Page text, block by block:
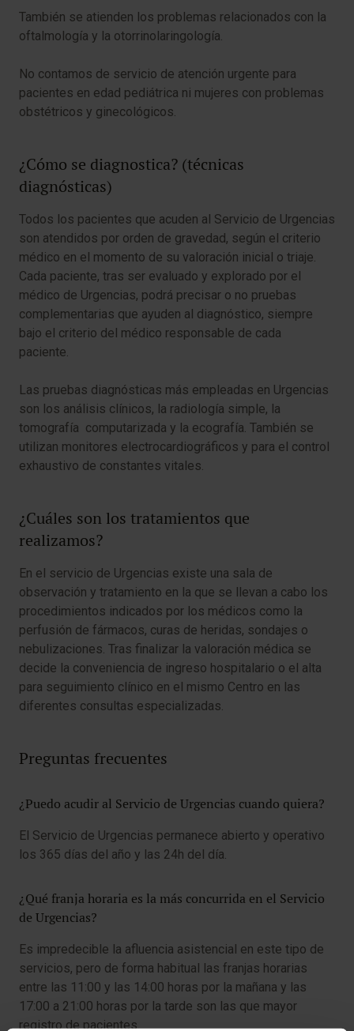
También se atienden los problemas relacionados con la
oftalmología y la otorrinolaringología.
No contamos de servicio de atención urgente para
pacientes en edad pediátrica ni mujeres con problemas
obstétricos y ginecológicos.
¿Cómo se diagnostica? (técnicas
diagnósticas)
Todos los pacientes que acuden al Servicio de Urgencias
son atendidos por orden de gravedad, según el criterio
médico en el momento de su valoración inicial o triaje.
Cada paciente, tras ser evaluado y explorado por el
médico de Urgencias, podrá precisar o no pruebas
complementarias que ayuden al diagnóstico, siempre
bajo el criterio del médico responsable de cada
paciente.
Las pruebas diagnósticas más empleadas en Urgencias
son los análisis clínicos, la radiología simple, la
tomografía computarizada y la ecografía. También se
utilizan monitores electrocardiográficos y para el control
exhaustivo de constantes vitales.
¿Cuáles son los tratamientos que
realizamos?
En el servicio de Urgencias existe una sala de
observación y tratamiento en la que se llevan a cabo los
procedimientos indicados por los médicos como la
perfusión de fármacos, curas de heridas, sondajes o
nebulizaciones. Tras finalizar la valoración médica se
decide la conveniencia de ingreso hospitalario o el alta
para seguimiento clínico en el mismo Centro en las
diferentes consultas especializadas.
Preguntas frecuentes
¿Puedo acudir al Servicio de Urgencias cuando quiera?
El Servicio de Urgencias permanece abierto y operativo
los 365 días del año y las 24h del día.
¿Qué franja horaria es la más concurrida en el Servicio
de Urgencias?
Es impredecible la afluencia asistencial en este tipo de
servicios, pero de forma habitual las franjas horarias
entre las 11:00 y las 14:00 horas por la mañana y las
17:00 a 21:00 horas por la tarde son las que mayor
registro de pacientes.